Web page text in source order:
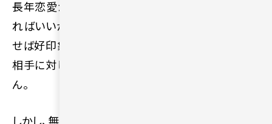
長年恋愛から離れていると、異性とどのように接す
ればいいか戸惑ってしまうことがあります。「何を話
せば好印象なのか」と考えすぎてしまい、初対面の
相手に対して苦手意識をもつ人も少なくありませ
ん。
しかし、無理に若作りをしたり自分を飾ったりするよ